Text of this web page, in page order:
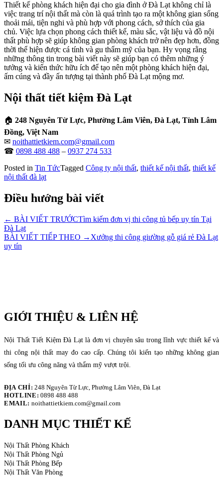
Thiết kế phòng khách hiện đại cho gia đình ở Đà Lạt không chỉ là
việc trang trí nội thất mà còn là quá trình tạo ra một không gian sống
thoải mái, tiện nghi và phù hợp với phong cách, sở thích của gia
chủ. Việc lựa chọn phong cách thiết kế, màu sắc, vật liệu và đồ nội
thất phù hợp sẽ giúp không gian phòng khách trở nên đẹp hơn, đồng
thời thể hiện được cá tính và gu thẩm mỹ của bạn. Hy vọng rằng
những thông tin trong bài viết này sẽ giúp bạn có thêm những ý
tưởng và kiến thức hữu ích để tạo nên một phòng khách hiện đại,
ấm cúng và đầy ấn tượng tại thành phố Đà Lạt mộng mơ.
Nội thất tiết kiệm Đà Lạt
🏠 248 Nguyên Từ Lực, Phường Lâm Viên, Đà Lạt, Tỉnh Lâm
Đồng, Việt Nam
✉ noithattietkiem.com@gmail.com
☎ 0898 488 488 – 0937 274 533
Posted in Tin TứcTagged Công ty nội thất, thiết kế nội thất, thiết kế
nội thất đà lạt
Điều hướng bài viết
← BÀI VIẾT TRƯỚCTìm kiếm đơn vị thi công tủ bếp uy tín Tại
Đà Lạt
BÀI VIẾT TIẾP THEO → Xưởng thi công giường gỗ giá rẻ Đà Lạt
uy tín
GIỚI THIỆU & LIÊN HỆ
Nội Thất Tiết Kiệm Đà Lạt là đơn vị chuyên sâu trong lĩnh vực thiết kế và
thi công nội thất may đo cao cấp. Chúng tôi kiến tạo những không gian
sống tối ưu công năng và thẩm mỹ vượt trội.
ĐỊA CHỈ: 248 Nguyên Từ Lực, Phường Lâm Viên, Đà Lạt
HOTLINE: 0898 488 488
EMAIL: noithattietkiem.com@gmail.com
DANH MỤC THIẾT KẾ
Nội Thất Phòng Khách
Nội Thất Phòng Ngủ
Nội Thất Phòng Bếp
Nội Thất Văn Phòng